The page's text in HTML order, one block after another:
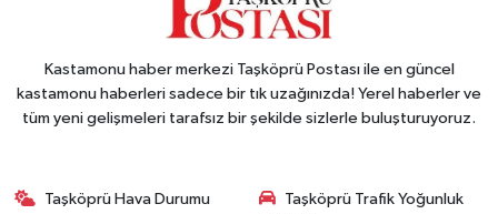
Kastamonu haber merkezi Taşköprü Postası ile en güncel
kastamonu haberleri sadece bir tık uzağınızda! Yerel haberler ve
tüm yeni gelişmeleri tarafsız bir şekilde sizlerle buluşturuyoruz.
Taşköprü Hava Durumu
Taşköprü Trafik Yoğunluk